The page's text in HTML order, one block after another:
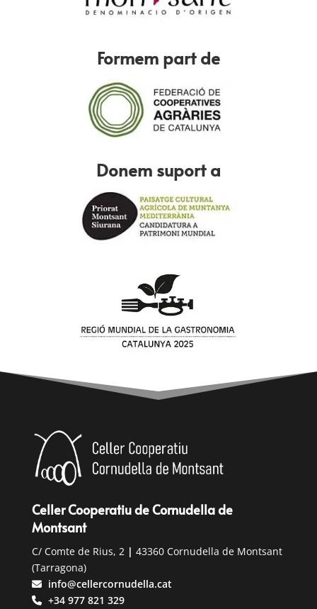
Formem part de
Donem suport a
Celler Cooperatiu de Cornudella de
Montsant
C/ Comte de Rius, 2 | 43360 Cornudella de Montsant
(Tarragona)
info@cellercornudella.cat
+34 977 821 329